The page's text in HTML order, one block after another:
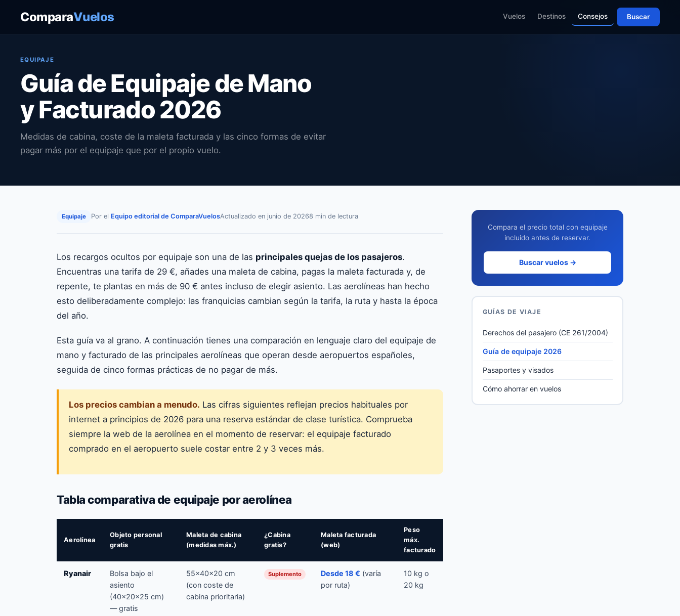
ComparaVuelos Vuelos Destinos Consejos Buscar
EQUIPAJE
Guía de Equipaje de Mano
y Facturado 2026
Medidas de cabina, coste de la maleta facturada y las cinco formas de evitar
pagar más por el equipaje que por el propio vuelo.
Equipaje Por el Equipo editorial de ComparaVuelosActualizado en junio de 20268 min de lectura
Los recargos ocultos por equipaje son una de las principales quejas de los pasajeros.
Encuentras una tarifa de 29 €, añades una maleta de cabina, pagas la maleta facturada y, de
repente, te plantas en más de 90 € antes incluso de elegir asiento. Las aerolíneas han hecho
esto deliberadamente complejo: las franquicias cambian según la tarifa, la ruta y hasta la época
del año.
Esta guía va al grano. A continuación tienes una comparación en lenguaje claro del equipaje de
mano y facturado de las principales aerolíneas que operan desde aeropuertos españoles,
seguida de cinco formas prácticas de no pagar de más.
Los precios cambian a menudo. Las cifras siguientes reflejan precios habituales por
internet a principios de 2026 para una reserva estándar de clase turística. Comprueba
siempre la web de la aerolínea en el momento de reservar: el equipaje facturado
comprado en el aeropuerto suele costar entre 2 y 3 veces más.
Tabla comparativa de equipaje por aerolínea
Aerolínea
Objeto personal
gratis
Maleta de cabina
(medidas máx.)
¿Cabina
gratis?
Maleta facturada
(web)
Peso
máx.
facturado
Ryanair
Bolsa bajo el
asiento
(40×20×25 cm)
— gratis
55×40×20 cm
(con coste de
cabina prioritaria)
Suplemento Desde 18 € (varía
por ruta)
10 kg o
20 kg
Compara el precio total con equipaje
incluido antes de reservar.
Buscar vuelos →
GUÍAS DE VIAJE
Derechos del pasajero (CE 261/2004)
Guía de equipaje 2026
Pasaportes y visados
Cómo ahorrar en vuelos